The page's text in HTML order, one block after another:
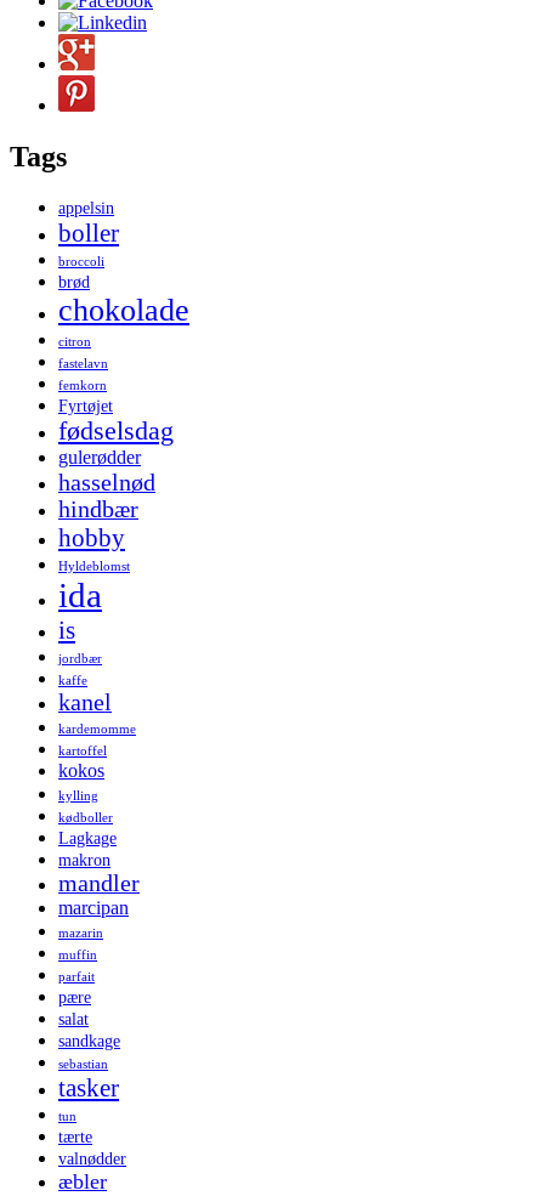
Tags
appelsin
boller
broccoli
brød
chokolade
citron
fastelavn
femkorn
Fyrtøjet
fødselsdag
gulerødder
hasselnød
hindbær
hobby
Hyldeblomst
ida
is
jordbær
kaffe
kanel
kardemomme
kartoffel
kokos
kylling
kødboller
Lagkage
makron
mandler
marcipan
mazarin
muffin
parfait
pære
salat
sandkage
sebastian
tasker
tun
tærte
valnødder
æbler